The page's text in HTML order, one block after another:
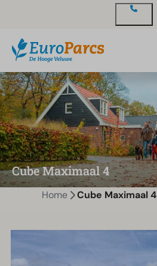
Cube Maximaal 4
Home Cube Maximaal 4